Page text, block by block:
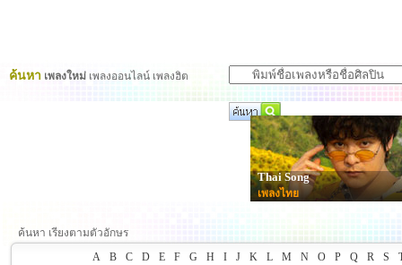
ค้นหา เพลงใหม่ เพลงออนไลน์ เพลงฮิต
Thai Song
เพลงไทย
ค้นหา เรียงตามตัวอักษร
A
B C D E F G H I J K L M N O P Q R S